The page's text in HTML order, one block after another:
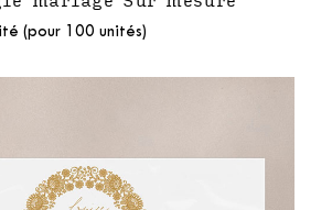
(pour 100 unités)